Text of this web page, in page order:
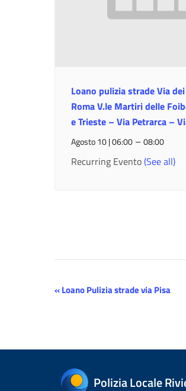
Loano pulizia strade Via dei
Roma V.le Martiri delle
e Trieste – Via Petrarca –
Agosto 10 | 06:00 –08:00
Recurring Evento(See all)
Evento
«Loano Pulizia strade via Pisa
Polizia Locale